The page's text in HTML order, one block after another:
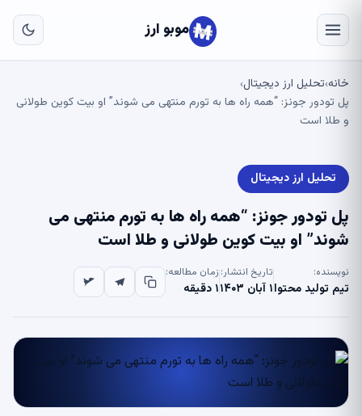
موبو ارز
خانه›تحلیل ارز دیجیتال›
پل تودور جونز: “همه راه ها به تورم منتهی می شوند” او بیت کوین طولانی
و طلا است
تحلیل ارز دیجیتال
پل تودور جونز: “همه راه ها به تورم منتهی می
شوند” او بیت کوین طولانی و طلا است
نویسنده:
تیم تولید محتوا
تاریخ انتشار:
۱ آبان ۱۴۰۳
زمان مطالعه:
۱ دقیقه